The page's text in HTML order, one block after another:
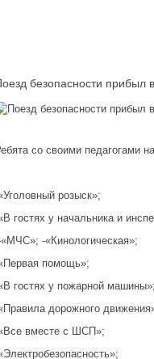
безопасности прибыл в
со своими педагогами
розыск»;
гостях у начальника и
-«Кинологическая»;
помощь»;
гостях у пожарной
дорожного
вместе с ШСП»;